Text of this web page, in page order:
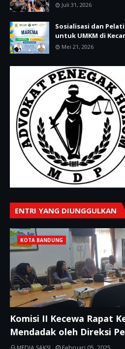
Juli 31, 2026
Sosialisasi dan
untuk UMKM di
Mei 21, 2026
ENTRI YANG DIUNGGULKAN
KOTA BANDUNG
Komisi II Kecewa Rapat
Mendadak oleh Direksi